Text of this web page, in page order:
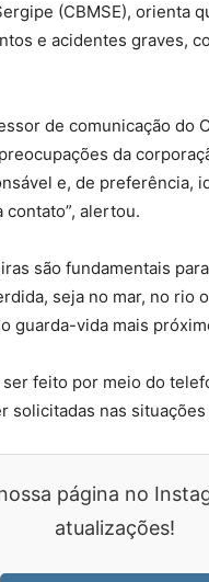
(CBMSE), orienta
e acidentes graves,
de comunicação do
da
e, de preferência,
alertou.
são fundamentais
seja no mar, no rio
guarda-vida mais
feito por meio do
solicitadas nas
página no
atualizações!